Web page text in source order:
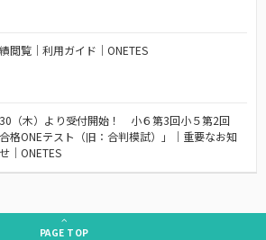
閲覧｜利用ガイド｜ONETES
（木）より受付開始！ 小６第3回小５第2回
合格ONEテスト（旧：合判模試）」｜重要なお知
｜ONETES
PAGE TOP